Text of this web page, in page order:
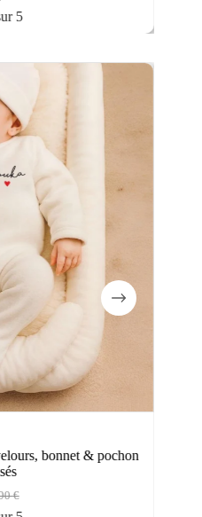
Tétine frigg rope silicone blush